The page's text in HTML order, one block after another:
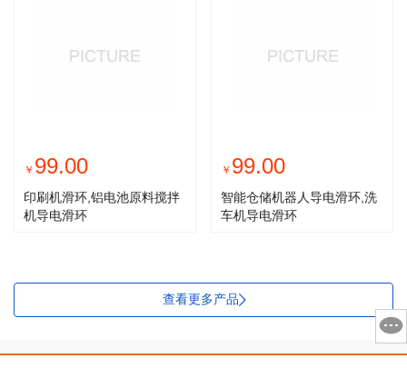
￥ 99.00
印刷机滑环,铝电池原料搅拌
机导电滑环
￥ 99.00
智能仓储机器人导电滑环,洗
车机导电滑环
查看更多产品